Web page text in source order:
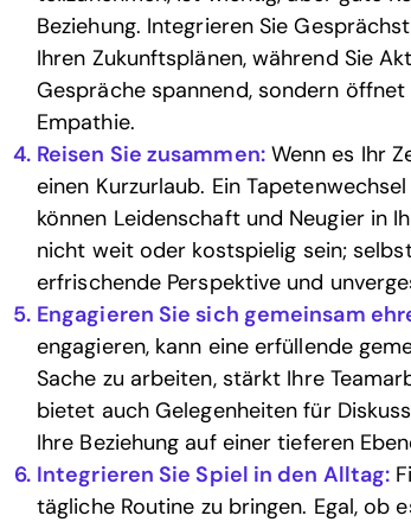
Beziehung. Integrieren Sie
Ihren Zukunftsplänen, während Sie
Gespräche spannend, sondern
Empathie.
Reisen Sie zusammen:Wenn es Ihr
einen Kurzurlaub. Ein
können Leidenschaft und Neugier in
nicht weit oder kostspielig sein;
erfrischende Perspektive und
Engagieren Sie sich gemeinsam
engagieren, kann eine erfüllende
Sache zu arbeiten, stärkt Ihre
bietet auch Gelegenheiten für
Ihre Beziehung auf einer tieferen
Integrieren Sie Spiel in den Alltag:
tägliche Routine zu bringen. Egal, ob